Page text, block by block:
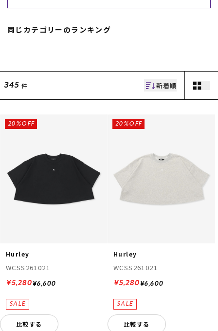
ムラサキスポーツ 公式アプリ
同じカテゴリーのランキング
345 件 新着順
Hurley
WCSS261021
¥6,600
20%OFF
¥5,280
比較する
Hurley
WCSS261021
¥6,600
20%OFF
¥5,280
比較する